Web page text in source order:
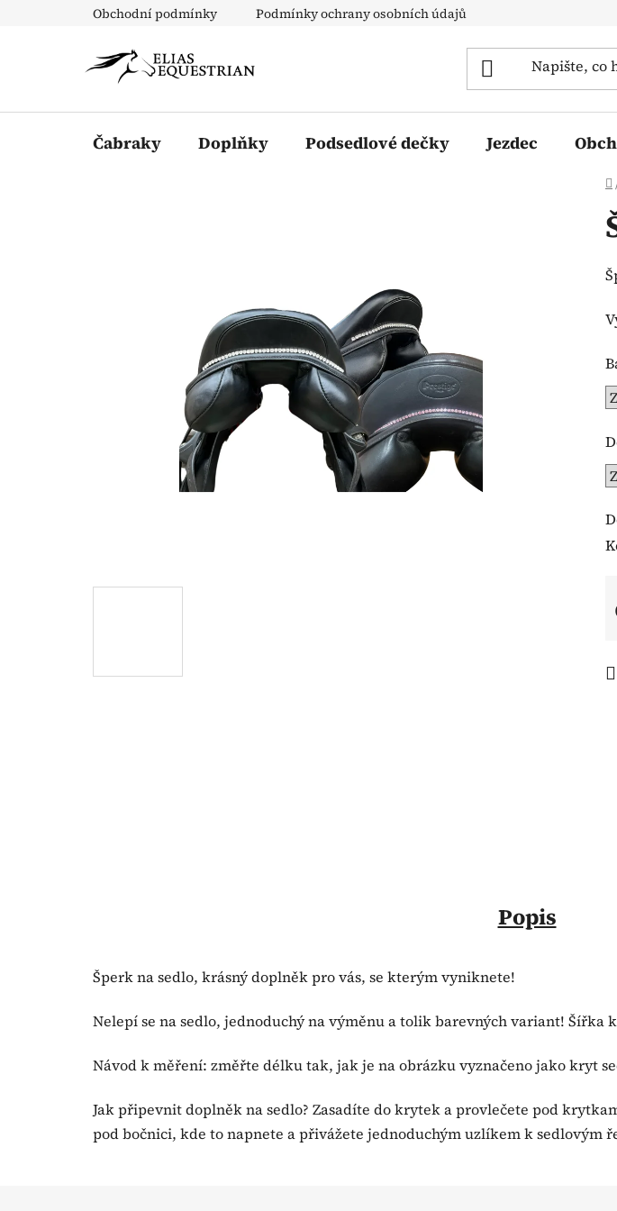
Obchodní podmínky Podmínky ochrany osobních údajů
Čabraky Doplňky Podsedlové dečky Jezdec
Popis
Šperk na sedlo, krásný doplněk pro vás, se kterým vyniknete!
Nelepí se na sedlo, jednoduchý na výměnu a tolik barevných variant! Šířka
Návod k měření: změřte délku tak, jak je na obrázku vyznačeno jako kryt
Jak připevnit doplněk na sedlo? Zasadíte do krytek a provlečete pod
pod bočnici, kde to napnete a přivážete jednoduchým uzlíkem k sedlovým